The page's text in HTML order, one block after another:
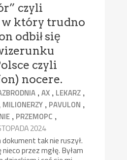
czyli
który trudno
odbił się
czyli
nocere.
,AX , LEKARZ ,
MILIONERZY , PAVULON ,
, PRZEMOPC ,
2024
tak nie ruszył.
przez mgłę. Byłam